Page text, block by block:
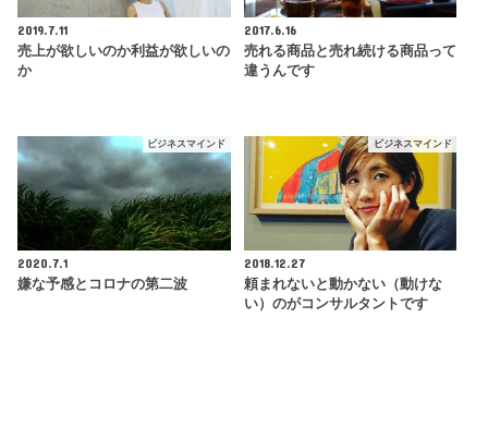
2019.7.11
売上が欲しいのか利益が欲しいの
か
2017.6.16
売れる商品と売れ続ける商品って
違うんです
ビジネスマインド
2020.7.1
嫌な予感とコロナの第二波
ビジネスマインド
2018.12.27
頼まれないと動かない（動けな
い）のがコンサルタントです